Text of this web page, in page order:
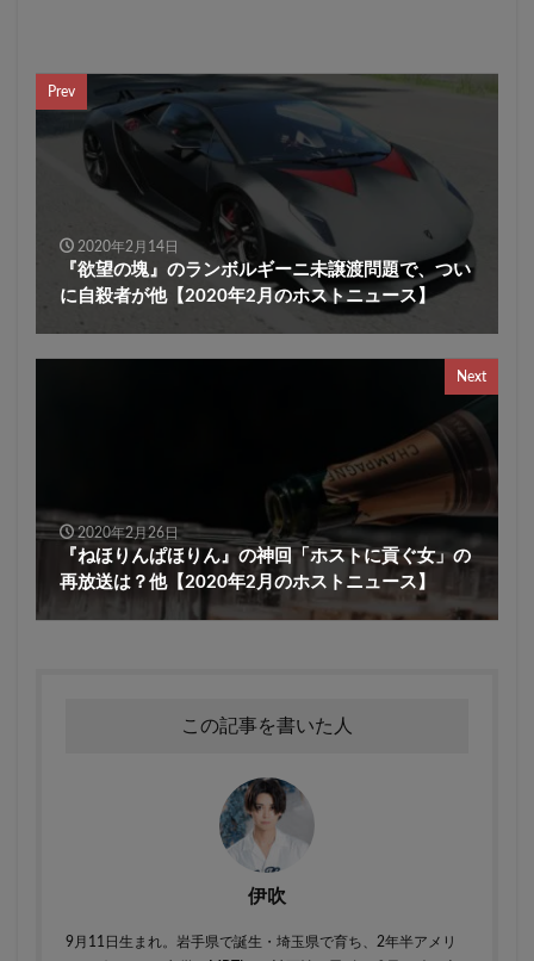
Prev
2020年2月14日
『欲望の塊』のランボルギーニ未譲渡問題で、つい
に自殺者が他【2020年2月のホストニュース】
Next
2020年2月26日
『ねほりんぱほりん』の神回「ホストに貢ぐ女」の
再放送は？他【2020年2月のホストニュース】
この記事を書いた人
伊吹
9月11日生まれ。岩手県で誕生・埼玉県で育ち、2年半アメリ